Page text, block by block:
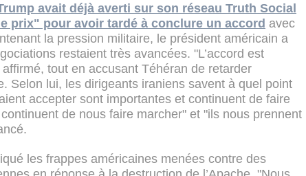
avait déjà averti sur son réseau Truth Social
prix" pour avoir tardé à conclure un accord avec
la pression militaire, le président américain a
restaient très avancées. "L’accord est
tout en accusant Téhéran de retarder
Selon lui, les dirigeants iraniens savent à quel point
accepter sont importantes et continuent de faire
de nous faire marcher" et "ils nous prennent
les frappes américaines menées contre des